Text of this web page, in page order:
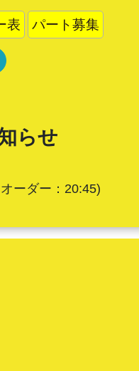
表 パート募集
らせ
ーダー：20:45)